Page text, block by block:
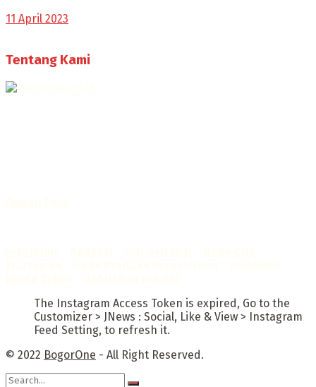
11 April 2023
Tentang Kami
The Instagram Access Token is expired, Go to the
Customizer > JNews : Social, Like & View > Instagram
Feed Setting, to refresh it.
© 2022 BogorOne - All Right Reserved.